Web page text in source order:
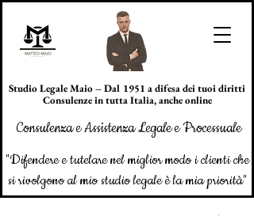
Studio Legale Maio – Dal 1951 a difesa dei tuoi diritti
Consulenze in tutta Italia, anche online
Consulenza e Assistenza Legale e Processuale
"Difendere e tutelare nel miglior modo i clienti che
si rivolgono al mio studio legale è la mia priorità"